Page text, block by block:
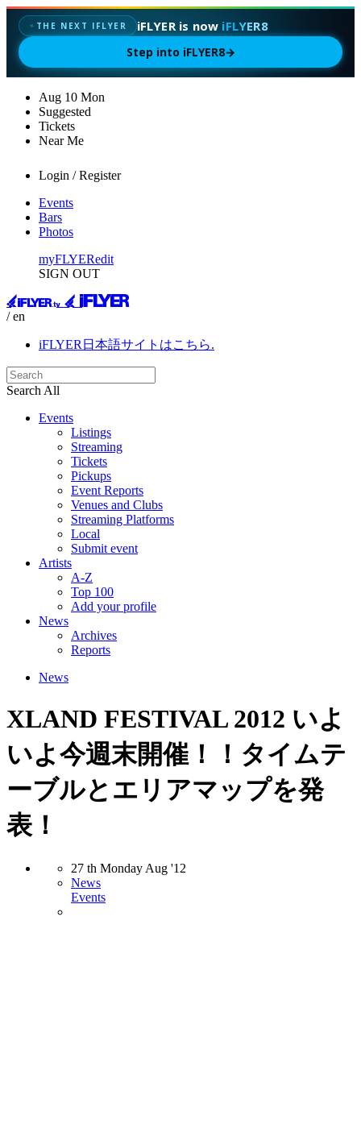
✦ THE NEXT IFLYER iFLYER is now iFLYER8
Step into iFLYER8→
Aug 10 Mon
Suggested
Tickets
Near Me
Login / Register
Events
Bars
Photos
myFLYERedit
SIGN OUT
/ en
iFLYER日本語サイトはこちら.
Search All
Events
Listings
Streaming
Tickets
Pickups
Event Reports
Venues and Clubs
Streaming Platforms
Local
Submit event
Artists
A-Z
Top 100
Add your profile
News
Archives
Reports
News
XLAND FESTIVAL 2012 いよ
いよ今週末開催！！タイムテ
ーブルとエリアマップを発
表！
27 th Monday Aug '12
News
Events